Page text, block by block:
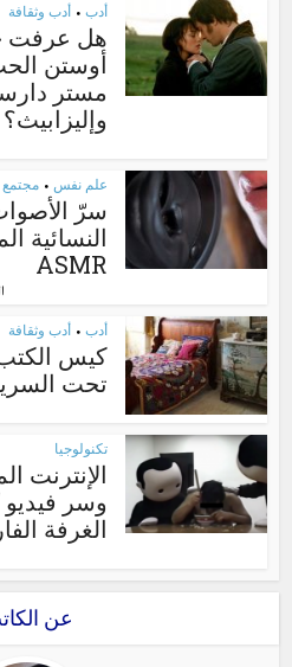
أدب • أدب وثقافة
هل عرفت
أوستن
مستر
وإليزابيث؟
علم نفس • مجتمع
سرّ
النسائية
ASMR
أدب • أدب وثقافة
كيس الكتب
تحت
تكنولوجيا
الإنترنت
وسر
الغرفة
عن